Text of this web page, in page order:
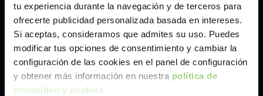
tu experiencia durante la navegación y de terceros para
ofrecerte publicidad personalizada basada en intereses.
Si aceptas, consideramos que admites su uso. Puedes
modificar tus opciones de consentimiento y cambiar la
configuración de las cookies en el panel de configuración
y obtener más información en nuestra política de
privacidad y cookies.
Valencia
Zaragoza
Ver Toyota Rav4 de segunda mano y ocasión